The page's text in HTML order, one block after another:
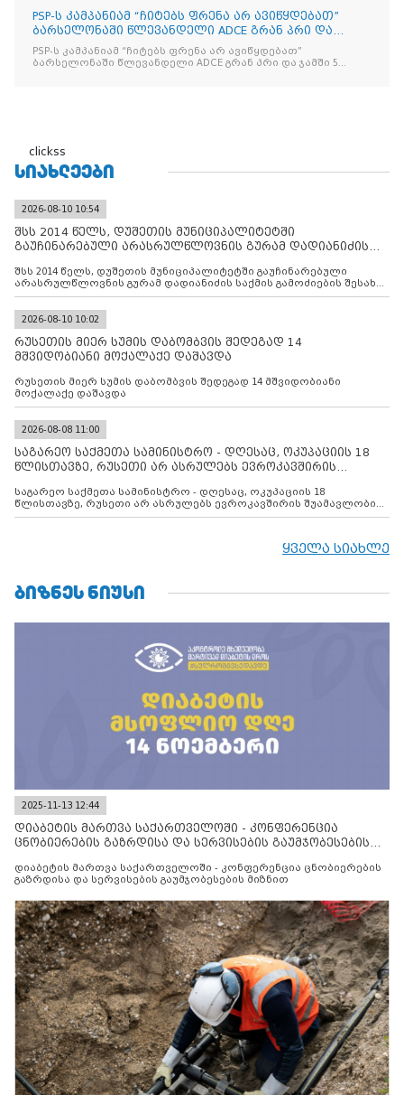
PSP-ს კამპანიამ “ჩიტებს ფრენა არ ავიწყდებათ”
ბარსელონაში წლევანდელი ADCE გრან პრი და
ჯამში 5 ჯილდო მ
PSP-ს კამპანიამ “ჩიტებს ფრენა არ ავიწყდებათ”
ბარსელონაში წლევანდელი ADCE გრან პრი და ჯამში 5
clickss
ᲡᲘᲐᲮᲚᲔᲔᲑᲘ
2026-08-10 10:54
შსს 2014 წელს, დუშეთის მუნიციპალიტეტში
გაუჩინარებული არასრულწლოვნის გურამ დადიანიძის
შსს 2014 წელს, დუშეთის მუნიციპალიტეტში გაუჩინარებული
არასრულწლოვნის გურამ დადიანიძის საქმის გამოძიების შესახებ
ინფორმაციას ავრცელებს
2026-08-10 10:02
რუსეთის მიერ სუმის დაბომბვის შედეგად 14
მშვიდობიანი მოქალაქე დაშავდა
რუსეთის მიერ სუმის დაბომბვის შედეგად 14 მშვიდობიანი
მოქალაქე დაშავდა
2026-08-08 11:00
საგარეო საქმეთა სამინისტრო - დღესაც, ოკუპაციის 18
წლისთავზე, რუსეთი არ ასრულებს ევროკავშირის
საგარეო საქმეთა სამინისტრო - დღესაც, ოკუპაციის 18
წლისთავზე, რუსეთი არ ასრულებს ევროკავშირის შუამავლობით
დადებულ 2008 წლის 12 აგვისტოს ცეცხლის შეწყვეტის
მილიტარიზაციის პროცესს და აქტიურად დგამს ნაბიჯებს მათი
ყველა სიახლე
ᲑᲘᲖᲜᲔᲡ ᲜᲘᲣᲡᲘ
2025-11-13 12:44
დიაბეტის მართვა საქართველოში - კონფერენცია
ცნობიერების გაზრდისა და სერვისების გაუმჯობესების
დიაბეტის მართვა საქართველოში - კონფერენცია ცნობიერების
გაზრდისა და სერვისების გაუმჯობესების მიზნით